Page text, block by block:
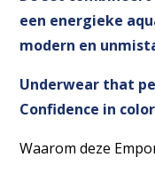
een energieke
modern en
Underwear that
Confidence in
Waarom deze